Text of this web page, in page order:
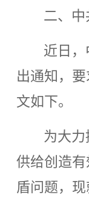
二、
近日
出通知，
文如下。
为大
供给创造
盾问题，